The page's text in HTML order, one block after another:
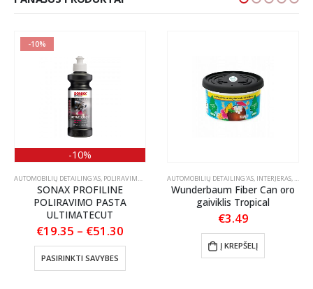
-10%
-10%
AUTOMOBILIŲ DETAILING'AS, POLIRAVIMAS POLIRAVIMO PASTOS
SONAX PROFILINE
POLIRAVIMO PASTA
ULTIMATECUT
€19.35 – €51.30
€51.30
PASIRINKTI SAVYBES
This product has multiple variants. The options may be chosen on the product page
AUTOMOBILIŲ DETAILING'AS, INTERJERAS,
Wunderbaum Fiber Can oro
gaiviklis Tropical
€3.49
Į KREPŠELĮ